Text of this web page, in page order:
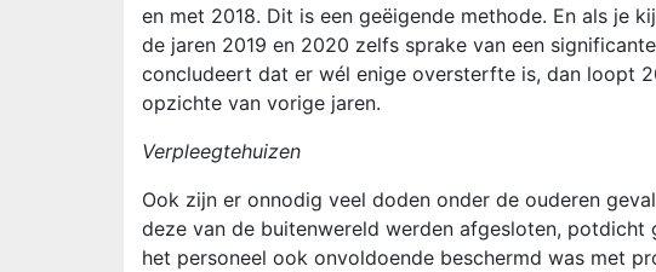
en met 2018. Dit is een geëigende methode. En als je
de jaren 2019 en 2020 zelfs sprake van een significante
concludeert dat er wél enige oversterfte is, dan loopt
opzichte van vorige jaren.
Verpleegtehuizen
Ook zijn er onnodig veel doden onder de ouderen
deze van de buitenwereld werden afgesloten, potdicht
het personeel ook onvoldoende beschermd was met